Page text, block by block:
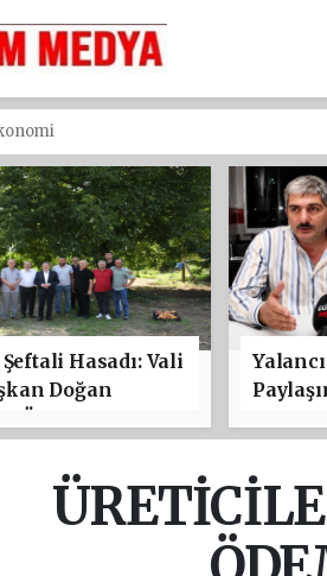
Şeftali Hasadı: Vali
Doğan